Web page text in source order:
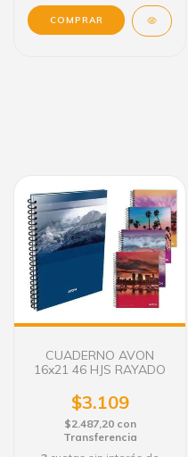
COMPRAR
CUADERNO AVON
16x21 46 HJS RAYADO
$3.109
$2.487,20 con
Transferencia